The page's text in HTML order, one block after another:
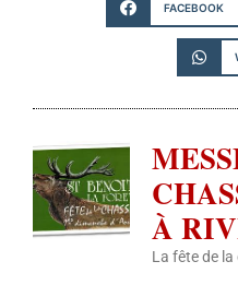
FACEBOOK
À
La fête de